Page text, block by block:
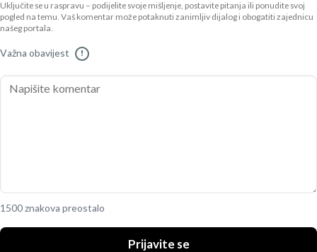
Uključite se u raspravu – podijelite svoje mišljenje, postavite pitanja ili ponudite svoj
pogled na temu. Vaš komentar može potaknuti zanimljiv dijalog i obogatiti zajednicu
našeg portala.
Važna obavijest !
1500 znakova preostalo
Prijavite se